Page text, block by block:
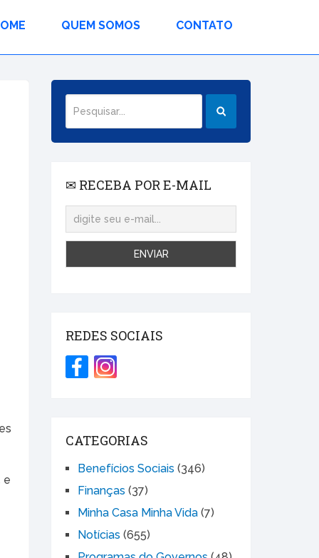
QUEM SOMOS CONTATO
e
✉ RECEBA POR E-MAIL
REDES SOCIAIS
CATEGORIAS
Benefícios Sociais (346)
Finanças (37)
Minha Casa Minha Vida (7)
Notícias (655)